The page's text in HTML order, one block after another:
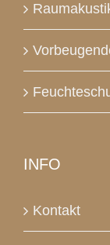
INFO
Kontakt